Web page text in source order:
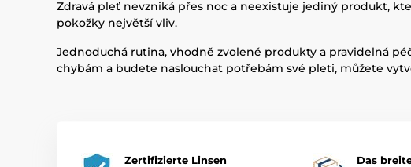
Zdravá pleť nevzniká přes noc a neexistuje jediný produkt,
pokožky největší vliv.
Jednoduchá rutina, vhodně zvolené produkty a pravidelná
chybám a budete naslouchat potřebám své pleti, můžete
Zertifizierte Linsen
Das